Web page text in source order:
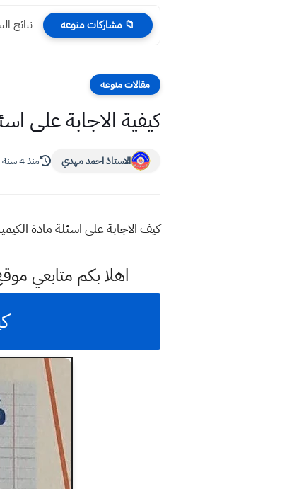
📁 مشاركات منوعه نتائج السادس
مقالات منوعه
كيفية الاجابة على
الاستاذ احمد مهدي منذ 4 سنة
كيف الاجابة على اسئلة مادة
اهلا بكم متابعي